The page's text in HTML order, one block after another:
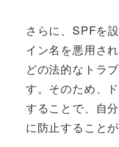
さらに、SPFを
イン名を悪用さ
どの法的なトラ
す。そのため、
することで、自
に防止することが